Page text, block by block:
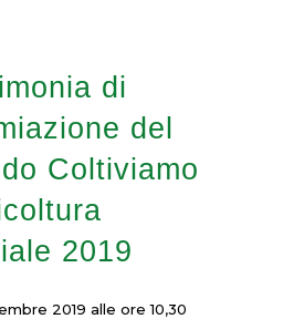
di
del
Coltiviamo
2019
2019 alle ore 10,30